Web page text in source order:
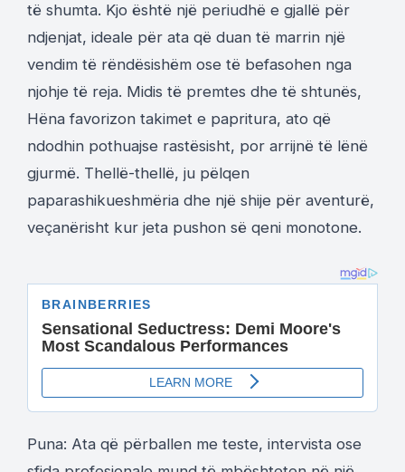
të shumta. Kjo është një periudhë e gjallë për
ndjenjat, ideale për ata që duan të marrin një
vendim të rëndësishëm ose të befasohen nga
njohje të reja. Midis të premtes dhe të shtunës,
Hëna favorizon takimet e papritura, ato që
ndodhin pothuajse rastësisht, por arrijnë të lënë
gjurmë. Thellë-thellë, ju pëlqen
paparashikueshmëria dhe një shije për aventurë,
veçanërisht kur jeta pushon së qeni monotone.
Puna: Ata që përballen me teste, intervista ose